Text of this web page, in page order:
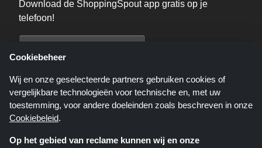
Download de ShoppingSpout app gratis op je
telefoon!
Cookiebeheer
Wij en onze geselecteerde partners gebruiken cookies of
vergelijkbare technologieën voor technische en, met uw
toestemming, voor andere doeleinden zoals beschreven in onze
Cookiebeleid.
Op het gebied van reclame kunnen wij en onze